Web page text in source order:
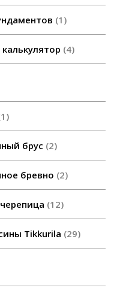
1
4
1
брус 2
бревно 2
12
Tikkurila 29